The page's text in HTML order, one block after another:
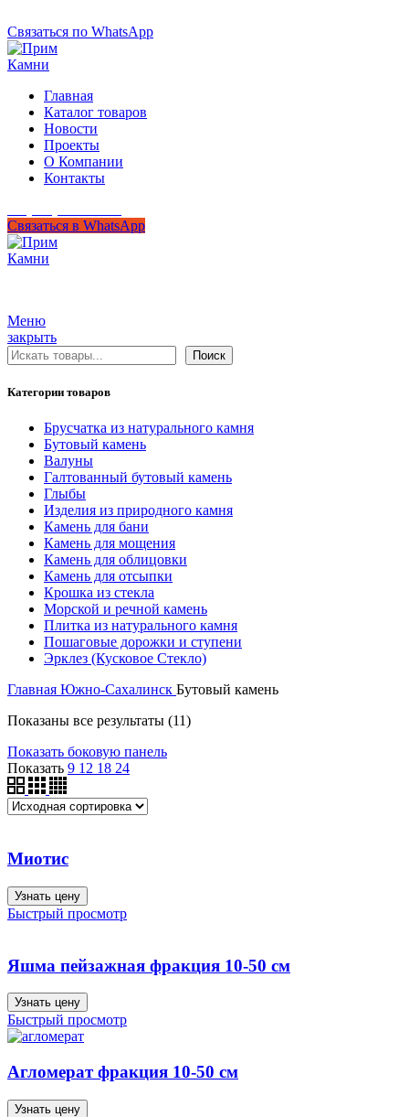
Связаться по WhatsApp
Главная
Каталог товаров
Новости
Проекты
О Компании
Контакты
Связаться в WhatsApp
Меню
закрыть
Поиск
Поиск
Категории товаров
Брусчатка из натурального камня
Бутовый камень
Валуны
Галтованный бутовый камень
Глыбы
Изделия из природного камня
Камень для бани
Камень для мощения
Камень для облицовки
Камень для отсыпки
Крошка из стекла
Морской и речной камень
Плитка из натурального камня
Пошаговые дорожки и ступени
Эрклез (Кусковое Стекло)
Главная Южно-Сахалинск Бутовый камень
Показаны все результаты (11)
Показать боковую панель
Показать 9 12 18 24
Миотис
Узнать цену
Быстрый просмотр
Яшма пейзажная фракция 10-50 см
Узнать цену
Быстрый просмотр
Агломерат фракция 10-50 см
Узнать цену